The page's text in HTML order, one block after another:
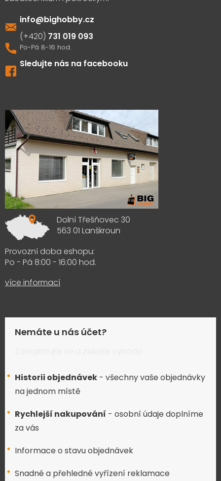
info@bighobby.cz
731 019 093
Sledujte nás na facebooku
Dolní Třešňovec 30
563 01 Lanškroun
Provozní doba eshopu:
Po - Pá 8:00 - 16:00 hod.
více informací
Nemáte u nás účet?
Historii objednávek - všechny vaše objednávky
na jednom místě
Rychlejší nakupování - osobní údaje doplníme
za vás
Informace o stavu objednávek
Snadné a přehledné vyřízení reklamace